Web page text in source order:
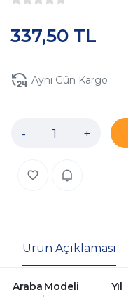
337,50 TL
Aynı Gün Kargo
- +
Ürün Açıklaması
Araba Modeli Yıl